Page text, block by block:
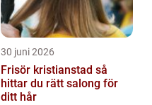
30 juni 2026
Frisör kristianstad så
hittar du rätt salong för
ditt hår